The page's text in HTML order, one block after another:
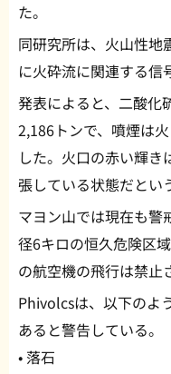
た。
同研究所は、火山性地
に火砕流に関連する信
発表によると、二酸化
2,186トンで、噴煙は
した。火口の赤い輝き
張している状態だとい
マヨン山では現在も警
径6キロの恒久危険区
の航空機の飛行は禁止
Phivolcsは、以下のよ
あると警告している。
• 落石